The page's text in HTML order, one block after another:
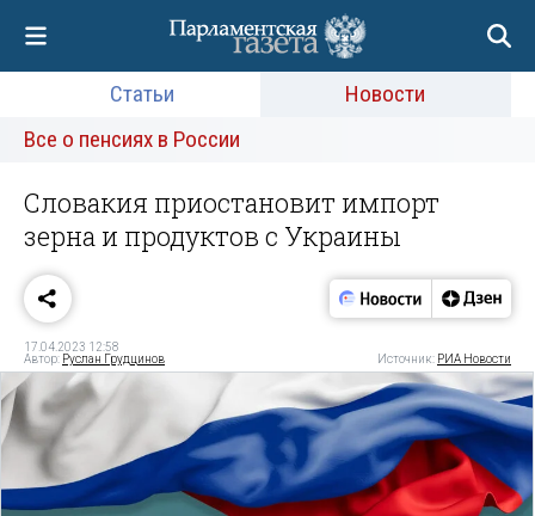
Статьи
Новости
Все о пенсиях в России
Словакия приостановит импорт
зерна и продуктов с Украины
17.04.2023 12:58
Автор: Руслан Грудцинов Источник: РИА Новости